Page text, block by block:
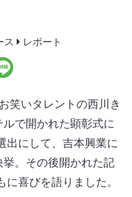
ス レポート
笑いタレントの西川き
で開かれた顕彰式に
出にして、吉本興業に
。その後開かれた記
喜びを語りました。